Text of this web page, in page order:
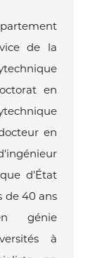
de la
en
en
d'État
de 40 ans
génie
à